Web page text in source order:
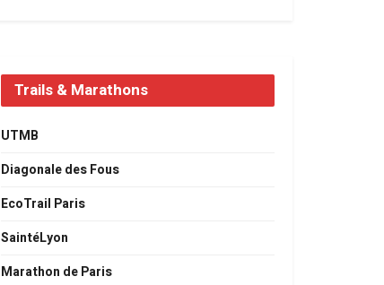
Trails & Marathons
UTMB
Diagonale des Fous
EcoTrail Paris
SaintéLyon
Marathon de Paris